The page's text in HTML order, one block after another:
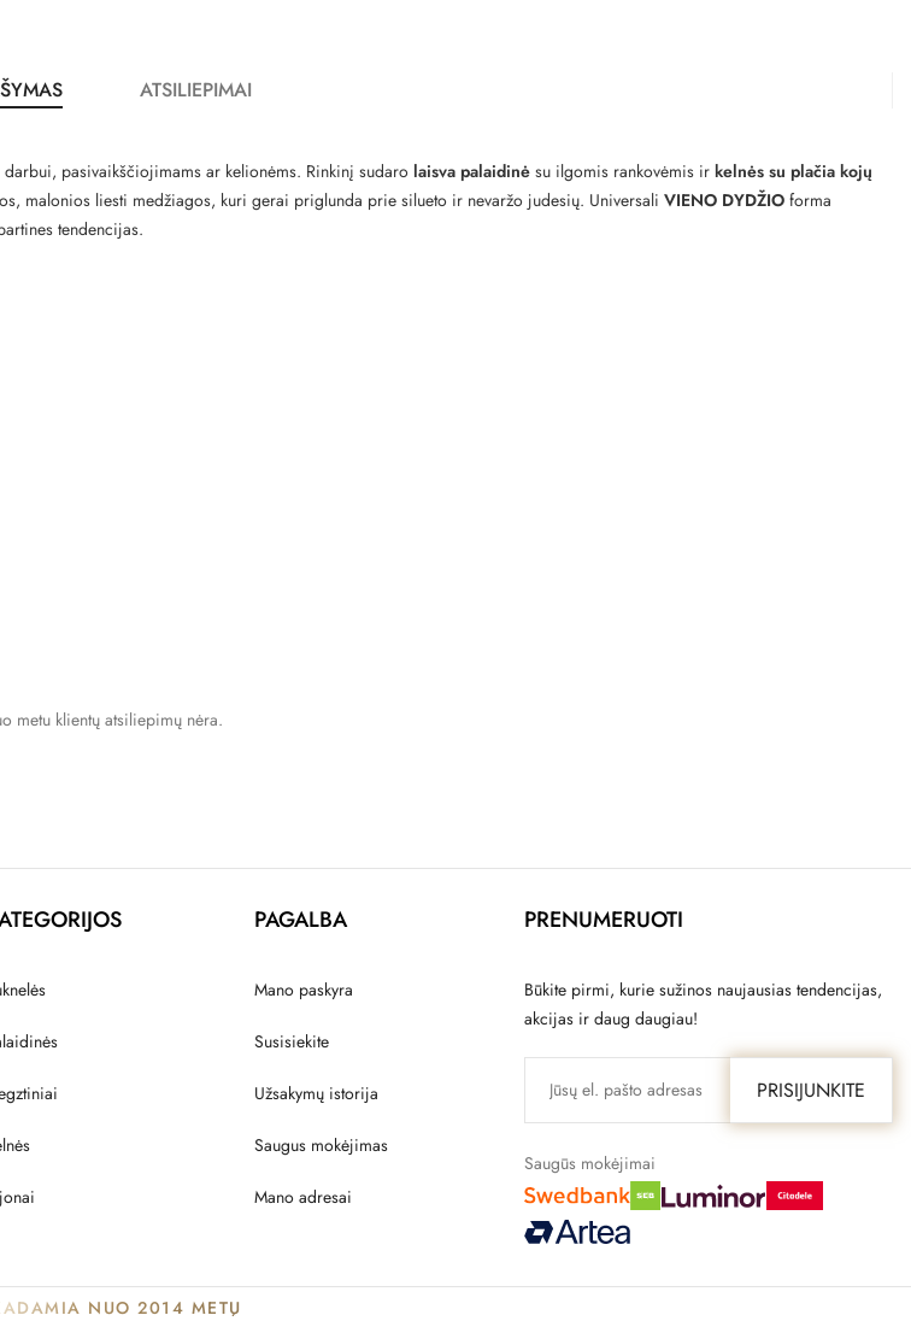
ATSILIEPIMAI
pasivaikščiojimams ar kelionėms. Rinkinį sudaro laisva palaidinė su ilgomis rankovėmis ir kelnės su plačia kojų
malonios liesti medžiagos, kuri gerai priglunda prie silueto ir nevaržo judesių. Universali VIENO DYDŽIO forma
tendencijas.
metu klientų atsiliepimų nėra.
PAGALBA
Mano paskyra
Susisiekite
Užsakymų istorija
Saugus mokėjimas
Mano adresai
PRENUMERUOTI
Būkite pirmi, kurie sužinos naujausias tendencijas,
akcijas ir daug daugiau!
PRISIJUNKITE
Saugūs mokėjimai
NUO 2014 METŲ